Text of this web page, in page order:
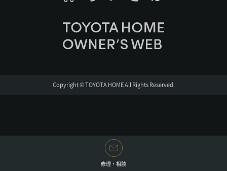
Copyright © TOYOTA HOME All Rights Reserved.
修理・相談